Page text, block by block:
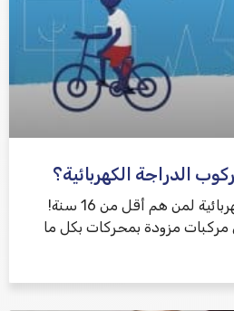
الدراجة الكهربائية؟
يمنع ركوب الدراجة الكهربائية لمن هم أقل من 16 سنة!
مركبات مزودة بمحركات بكل ما